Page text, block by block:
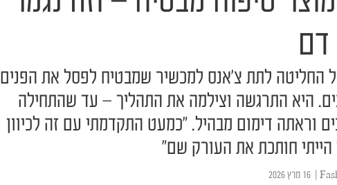
דם
החליטה לתת צ'אנס למכשיר שמבטיח לפסל את הפנים
היא התרגשה וצילמה את התהליך – עד שהתחילה
וראתה דימום מבהיל. "כמעט התקדמתי עם זה לכיוון
הייתי חותכת את העורק שם"